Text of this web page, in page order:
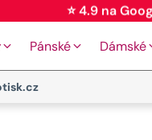
⭐ 4.9 na
Pánské Dámské